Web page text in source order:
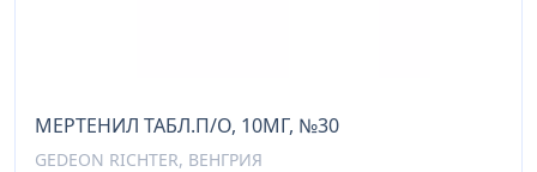
МЕРТЕНИЛ ТАБЛ.П/О, 10МГ, №30
GEDEON RICHTER, ВЕНГРИЯ